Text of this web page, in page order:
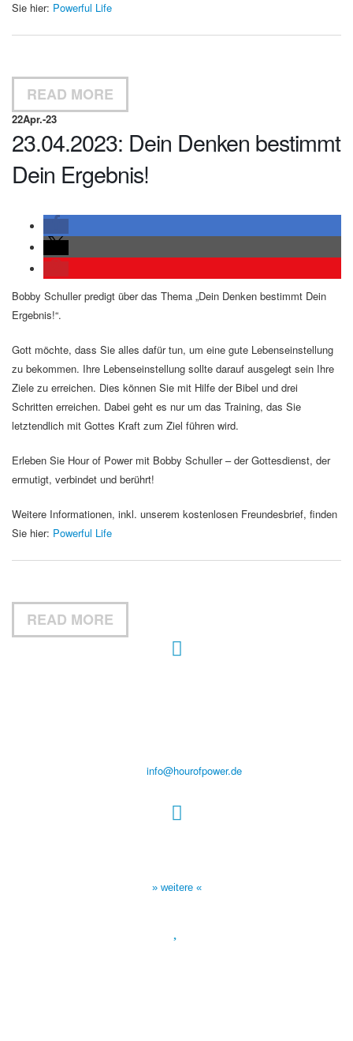
Sie hier: Powerful Life
READ MORE
22Apr.-23
23.04.2023: Dein Denken bestimmt
Dein Ergebnis!
Bobby Schuller predigt über das Thema „Dein Denken bestimmt Dein
Ergebnis!“.
Gott möchte, dass Sie alles dafür tun, um eine gute Lebenseinstellung
zu bekommen. Ihre Lebenseinstellung sollte darauf ausgelegt sein Ihre
Ziele zu erreichen. Dies können Sie mit Hilfe der Bibel und drei
Schritten erreichen. Dabei geht es nur um das Training, das Sie
letztendlich mit Gottes Kraft zum Ziel führen wird.
Erleben Sie Hour of Power mit Bobby Schuller – der Gottesdienst, der
ermutigt, verbindet und berührt!
Weitere Informationen, inkl. unserem kostenlosen Freundesbrief, finden
Sie hier: Powerful Life
READ MORE
info@hourofpower.de
» weitere «